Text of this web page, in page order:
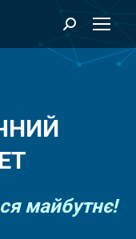
Search:
майбутнє!